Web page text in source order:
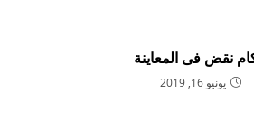
نقض فى المعاينة
يونيو 16, 2019